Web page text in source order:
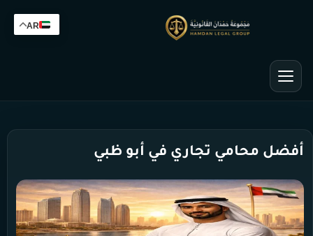
أفضل محامي تجاري في أبو ظبي
AR